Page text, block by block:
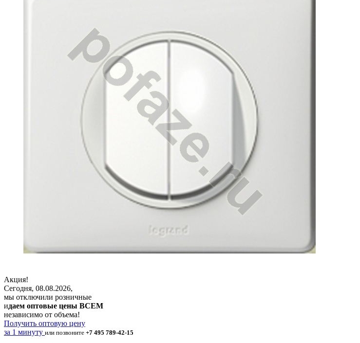
Акция!
Сегодня, 08.08.2026,
мы отключили розничные
идаем оптовые цены ВСЕМ
независимо от объема!
Получить оптовую цену
за 1 минуту или позвоните +7 495 789-42-15